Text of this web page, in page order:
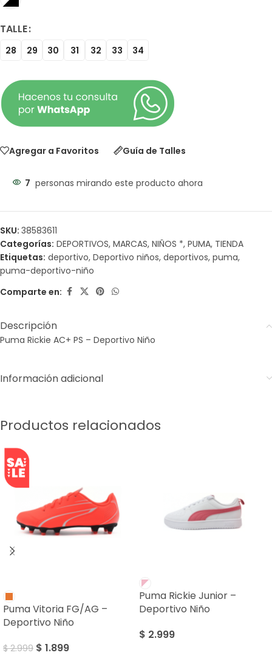
TALLE
28 29 30 31 32 33 34
Agregar a Favoritos Guía de Talles
7 personas mirando este producto ahora
SKU: 38583611
Categorías: DEPORTIVOS, MARCAS, NIÑOS *, PUMA, TIENDA
Etiquetas: deportivo, Deportivo niños, deportivos, puma,
puma-deportivo-niño
Comparte en:
Descripción
Puma Rickie AC+ PS – Deportivo Niño
Información adicional
Productos relacionados
Puma Vitoria FG/AG –
Deportivo Niño
$2.999 $ 1.899
Puma Rickie Junior –
Deportivo Niño
$ 2.999